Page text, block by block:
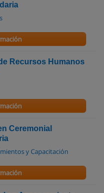
Recursos Humanos
Ceremonial
y Capacitación